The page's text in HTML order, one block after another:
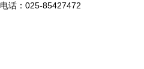
电话：025-85427472